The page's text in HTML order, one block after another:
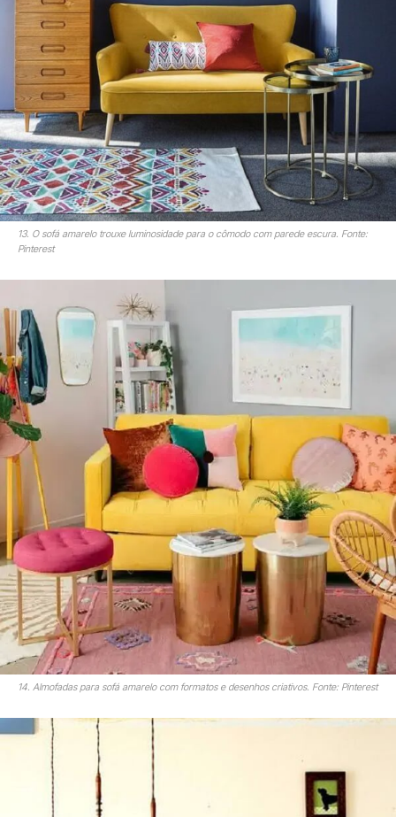
13. O sofá amarelo trouxe luminosidade para o cômodo com parede escura. Fonte:
Pinterest
14. Almofadas para sofá amarelo com formatos e desenhos criativos. Fonte: Pinterest